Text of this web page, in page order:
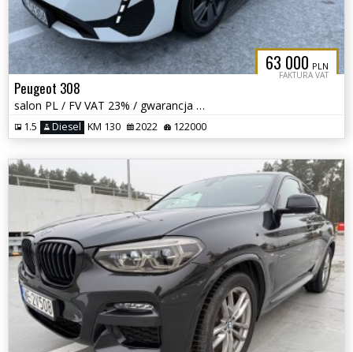
63 000 PLN
FAKTURA VAT
Peugeot 308
salon PL / FV VAT 23% / gwarancja 12 mcy /
1.5 Diesel KM 130 2022 122000